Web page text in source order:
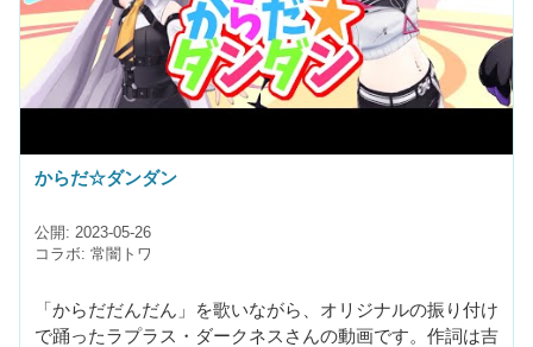
からだ☆ダンダン
公開: 2023-05-26
コラボ: 常闇トワ
「からだだんだん」を歌いながら、オリジナルの振り付け
で踊ったラプラス・ダークネスさんの動画です。作詞は吉